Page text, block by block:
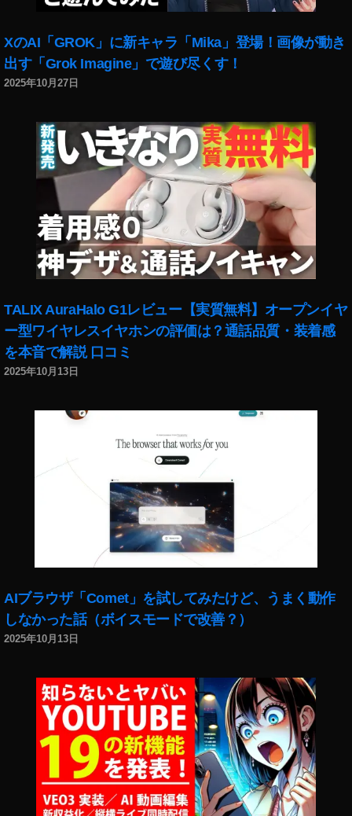
XのAI「GROK」に新キャラ「Mika」登場！画像が動き
出す「Grok Imagine」で遊び尽くす！
2025年10月27日
TALIX AuraHalo G1レビュー【実質無料】オープンイヤ
ー型ワイヤレスイヤホンの評価は？通話品質・装着感
を本音で解説 口コミ
2025年10月13日
AIブラウザ「Comet」を試してみたけど、うまく動作
しなかった話（ボイスモードで改善？）
2025年10月13日